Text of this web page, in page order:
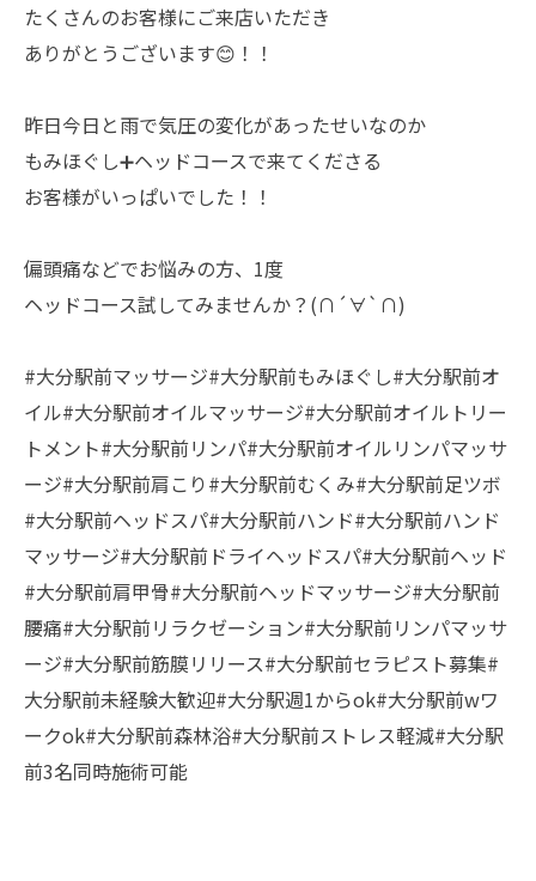
たくさんのお客様にご来店いただき
ありがとうございます😊！！
昨日今日と雨で気圧の変化があったせいなのか
もみほぐし➕ヘッドコースで来てくださる
お客様がいっぱいでした！！
偏頭痛などでお悩みの方、1度
ヘッドコース試してみませんか？(∩´∀`∩)
#大分駅前マッサージ#大分駅前もみほぐし#大分駅前オ
イル#大分駅前オイルマッサージ#大分駅前オイルトリー
トメント#大分駅前リンパ#大分駅前オイルリンパマッサ
ージ#大分駅前肩こり#大分駅前むくみ#大分駅前足ツボ
#大分駅前ヘッドスパ#大分駅前ハンド#大分駅前ハンド
マッサージ#大分駅前ドライヘッドスパ#大分駅前ヘッド
#大分駅前肩甲骨#大分駅前ヘッドマッサージ#大分駅前
腰痛#大分駅前リラクゼーション#大分駅前リンパマッサ
ージ#大分駅前筋膜リリース#大分駅前セラピスト募集#
大分駅前未経験大歓迎#大分駅週1からok#大分駅前wワ
ークok#大分駅前森林浴#大分駅前ストレス軽減#大分駅
前3名同時施術可能